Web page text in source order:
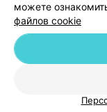
© 2026 ООО «Артокс
можете
файлов cookie